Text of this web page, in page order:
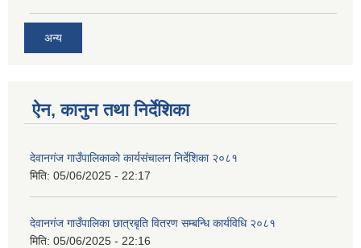
अन्य
ऐन, कानुन तथा निर्देशिका
देवानगंज गाउँपालिकाको कार्यसंचालन निर्देशिका २०८१
मिति: 05/06/2025 - 22:17
देवानगंज गाउँपालिका छात्रबृति वितरण सम्बन्धि कार्यविधि २०८१
मिति: 05/06/2025 - 22:16